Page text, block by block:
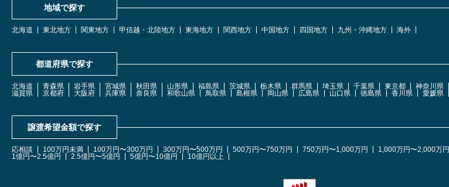
地域で探す
北海道 東北地方 関東地方 甲信越・北陸地方 東海地方 関西地方 中国地方 四国地方 九州・沖縄地方 海外
都道府県で探す
北海道 青森県 岩手県 宮城県 秋田県 山形県 福島県 茨城県 栃木県 群馬県 埼玉県 千葉県 東京都 神奈川県
滋賀県
京都府 大阪府 兵庫県 奈良県 和歌山県 鳥取県 島根県 岡山県 広島県 山口県 徳島県 香川県 愛媛県
譲渡希望金額で探す
応相談 100万円未満 100万円〜300万円 300万円〜500万円 500万円〜750万円 750万円〜1,000万円 1,000万円〜2,000万円
1億円〜2.5億円
2.5億円〜5億円 5億円〜10億円 10億円以上